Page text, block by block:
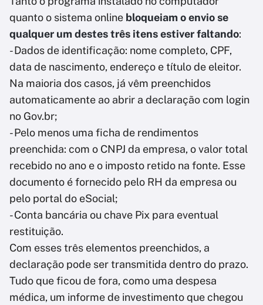
quanto o sistema online bloqueiam o envio se
qualquer um destes três itens estiver faltando:
- Dados de identificação: nome completo, CPF,
data de nascimento, endereço e título de eleitor.
Na maioria dos casos, já vêm preenchidos
automaticamente ao abrir a declaração com login
no Gov.br;
- Pelo menos uma ficha de rendimentos
preenchida: com o CNPJ da empresa, o valor total
recebido no ano e o imposto retido na fonte. Esse
documento é fornecido pelo RH da empresa ou
pelo portal do eSocial;
- Conta bancária ou chave Pix para eventual
restituição.
Com esses três elementos preenchidos, a
declaração pode ser transmitida dentro do prazo.
Tudo que ficou de fora, como uma despesa
médica, um informe de investimento que chegou